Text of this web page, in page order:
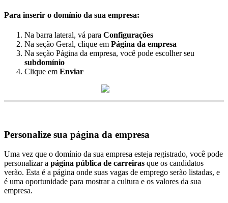
Para inserir o domínio da sua empresa:
Na barra lateral, vá para Configurações
Na seção Geral, clique em Página da empresa
Na seção Página da empresa, você pode escolher seu
subdomínio
Clique em Enviar
Personalize sua página da empresa
Uma vez que o domínio da sua empresa esteja registrado, você pode
personalizar a página pública de carreiras que os candidatos
verão. Esta é a página onde suas vagas de emprego serão listadas, e
é uma oportunidade para mostrar a cultura e os valores da sua
empresa.